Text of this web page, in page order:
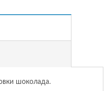
шоколада.